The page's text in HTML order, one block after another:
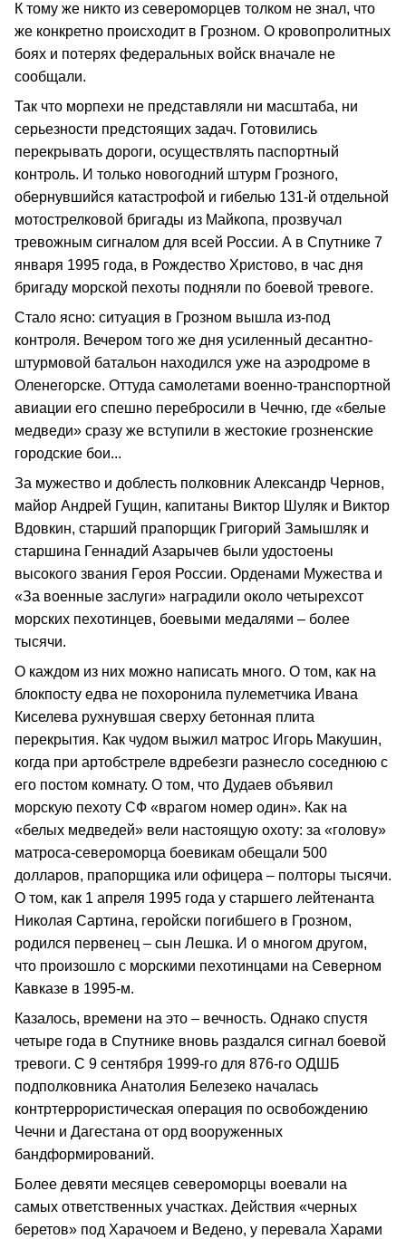
К тому же никто из североморцев толком не знал, что
же конкретно происходит в Грозном. О кровопролитных
боях и потерях федеральных войск вначале не
сообщали.
Так что морпехи не представляли ни масштаба, ни
серьезности предстоящих задач. Готовились
перекрывать дороги, осуществлять паспортный
контроль. И только новогодний штурм Грозного,
обернувшийся катастрофой и гибелью 131-й отдельной
мотострелковой бригады из Майкопа, прозвучал
тревожным сигналом для всей России. А в Спутнике 7
января 1995 года, в Рождество Христово, в час дня
бригаду морской пехоты подняли по боевой тревоге.
Стало ясно: ситуация в Грозном вышла из-под
контроля. Вечером того же дня усиленный десантно-
штурмовой батальон находился уже на аэродроме в
Оленегорске. Оттуда самолетами военно-транспортной
авиации его спешно перебросили в Чечню, где «белые
медведи» сразу же вступили в жестокие грозненские
городские бои...
За мужество и доблесть полковник Александр Чернов,
майор Андрей Гущин, капитаны Виктор Шуляк и Виктор
Вдовкин, старший прапорщик Григорий Замышляк и
старшина Геннадий Азарычев были удостоены
высокого звания Героя России. Орденами Мужества и
«За военные заслуги» наградили около четырехсот
морских пехотинцев, боевыми медалями – более
тысячи.
О каждом из них можно написать много. О том, как на
блокпосту едва не похоронила пулеметчика Ивана
Киселева рухнувшая сверху бетонная плита
перекрытия. Как чудом выжил матрос Игорь Макушин,
когда при артобстреле вдребезги разнесло соседнюю с
его постом комнату. О том, что Дудаев объявил
морскую пехоту СФ «врагом номер один». Как на
«белых медведей» вели настоящую охоту: за «голову»
матроса-североморца боевикам обещали 500
долларов, прапорщика или офицера – полторы тысячи.
О том, как 1 апреля 1995 года у старшего лейтенанта
Николая Сартина, геройски погибшего в Грозном,
родился первенец – сын Лешка. И о многом другом,
что произошло с морскими пехотинцами на Северном
Кавказе в 1995-м.
Казалось, времени на это – вечность. Однако спустя
четыре года в Спутнике вновь раздался сигнал боевой
тревоги. С 9 сентября 1999-го для 876-го ОДШБ
подполковника Анатолия Белезеко началась
контртеррористическая операция по освобождению
Чечни и Дагестана от орд вооруженных
бандформирований.
Более девяти месяцев североморцы воевали на
самых ответственных участках. Действия «черных
беретов» под Харачоем и Ведено, у перевала Харами